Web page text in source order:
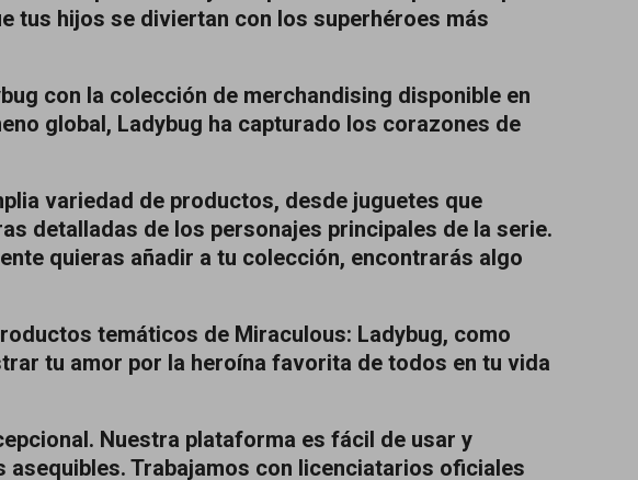
tus hijos se diviertan con los superhéroes más
con la colección de merchandising disponible en
global, Ladybug ha capturado los corazones de
variedad de productos, desde juguetes que
detalladas de los personajes principales de la serie.
quieras añadir a tu colección, encontrarás algo
temáticos de Miraculous: Ladybug, como
tu amor por la heroína favorita de todos en tu vida
Nuestra plataforma es fácil de usar y
Trabajamos con licenciatarios oficiales